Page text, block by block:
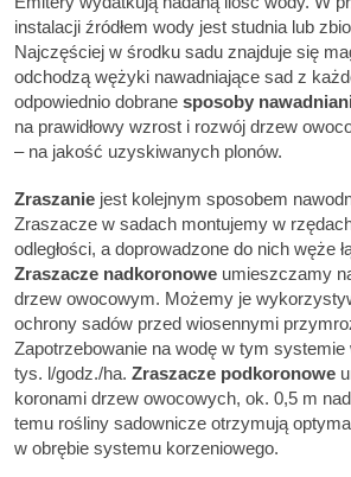
instalacji źródłem wody jest studnia lub
Najczęściej w środku sadu znajduje się
odchodzą wężyki nawadniające sad z
odpowiednio dobrane sposoby
na prawidłowy wzrost i rozwój drzew
– na jakość uzyskiwanych plonów.
Zraszanie jest kolejnym sposobem
Zraszacze w sadach montujemy w
odległości, a doprowadzone do nich węże
Zraszacze nadkoronowe umieszczamy
drzew owocowym. Możemy je
ochrony sadów przed wiosennymi
Zapotrzebowanie na wodę w tym systemie
tys. l/godz./ha. Zraszacze podkoronowe
koronami drzew owocowych, ok. 0,5 m
temu rośliny sadownicze otrzymują
w obrębie systemu korzeniowego.